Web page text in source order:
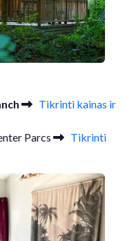
Tikrinti kainas ir
Parcs
Tikrinti